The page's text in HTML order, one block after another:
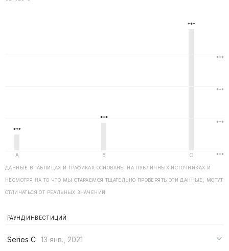
ДАННЫЕ В ТАБЛИЦАХ И ГРАФИКАХ ОСНОВАНЫ НА ПУБЛИЧНЫХ ИСТОЧНИКАХ И
НЕСМОТРЯ НА ТО ЧТО МЫ СТАРАЕМСЯ ТЩАТЕЛЬНО ПРОВЕРЯТЬ ЭТИ ДАННЫЕ, МОГУТ
ОТЛИЧАТЬСЯ ОТ РЕАЛЬНЫХ ЗНАЧЕНИЙ.
РАУНД ИНВЕСТИЦИЙ
Series C 13 янв., 2021